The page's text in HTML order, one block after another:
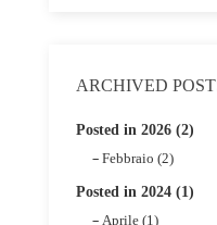
ARCHIVED
Posted in 2026 (2)
Febbraio (2)
Posted in 2024 (1)
Aprile (1)